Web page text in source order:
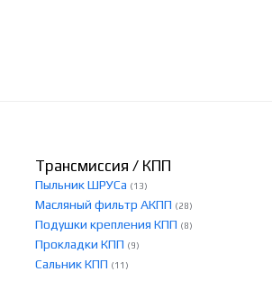
Трансмиссия / КПП
Пыльник ШРУСа (13)
Масляный фильтр АКПП (28)
Подушки крепления КПП (8)
Прокладки КПП (9)
Сальник КПП (11)